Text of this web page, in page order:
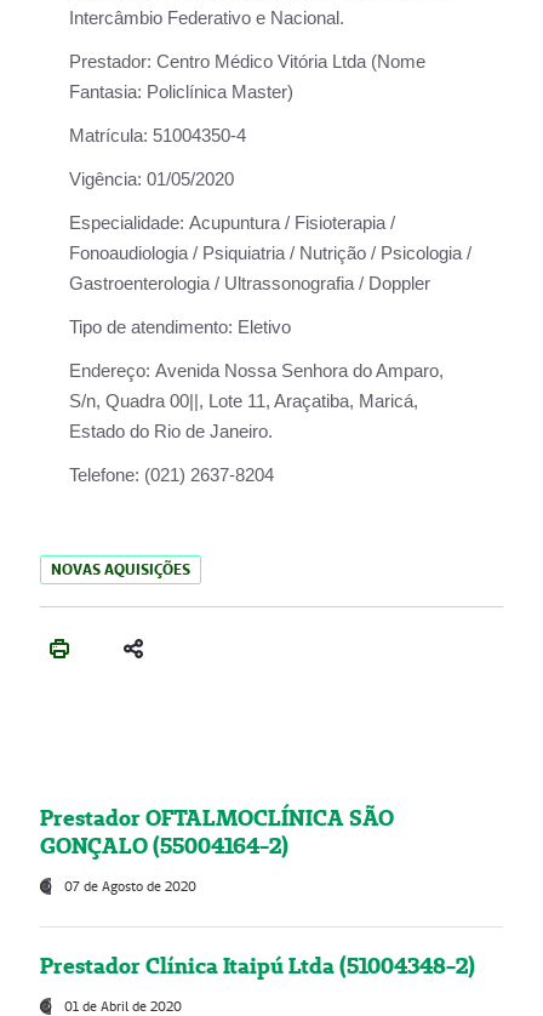
Intercâmbio Federativo e Nacional.
Prestador: Centro Médico Vitória Ltda (Nome
Fantasia: Policlínica Master)
Matrícula: 51004350-4
Vigência: 01/05/2020
Especialidade: Acupuntura / Fisioterapia /
Fonoaudiologia / Psiquiatria / Nutrição / Psicologia /
Gastroenterologia / Ultrassonografia / Doppler
Tipo de atendimento: Eletivo
Endereço: Avenida Nossa Senhora do Amparo,
S/n, Quadra 00||, Lote 11, Araçatiba, Maricá,
Estado do Rio de Janeiro.
Telefone: (021) 2637-8204
NOVAS AQUISIÇÕES
Prestador OFTALMOCLÍNICA SÃO
GONÇALO (55004164-2)
07 de Agosto de 2020
Prestador Clínica Itaipú Ltda (51004348-2)
01 de Abril de 2020